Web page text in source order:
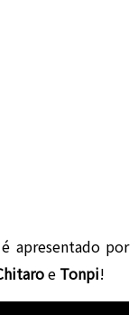
apresentado por
e Tonpi!